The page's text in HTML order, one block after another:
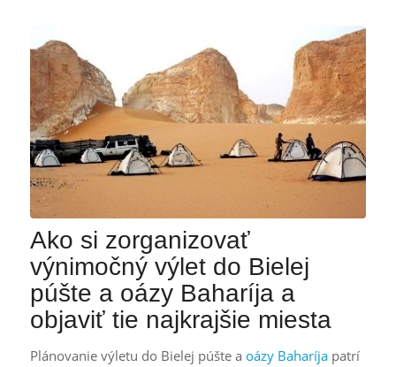
Ako si zorganizovať
výnimočný výlet do Bielej
púšte a oázy Baharíja a
objaviť tie najkrajšie miesta
Plánovanie výletu do Bielej púšte a oázy Baharíjapatrí